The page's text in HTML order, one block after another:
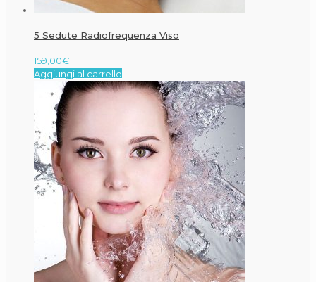
5 Sedute Radiofrequenza Viso
159,00€
Aggiungi al carrello